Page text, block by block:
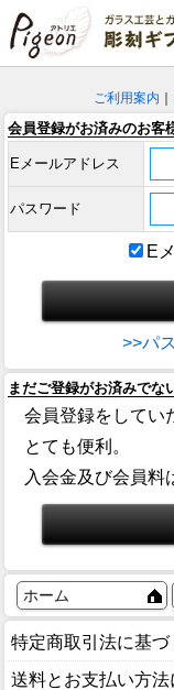
ご利用案内
会員登録がお済みのお客
Eメールアドレス
パスワード
E
>>パ
まだご登録がお済みでな
会員登録をしてい
とても便利。
入会金及び会員料
ホーム
特定商取引法に基づ
送料とお支払い方法